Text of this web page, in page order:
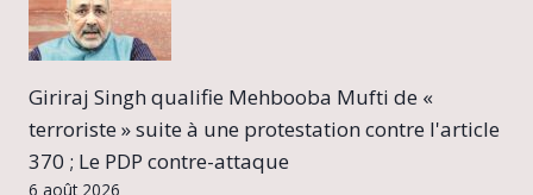
Giriraj Singh qualifie Mehbooba Mufti de «
terroriste » suite à une protestation contre l'article
370 ; Le PDP contre-attaque
6 août 2026